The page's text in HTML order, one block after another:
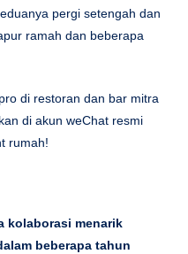
pergi setengah dan
ramah dan beberapa
di restoran dan bar mitra
di akun weChat resmi
rumah!
kolaborasi menarik
beberapa tahun